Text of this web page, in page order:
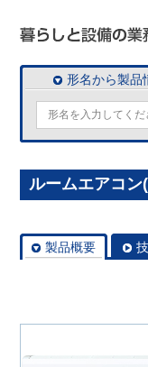
形名から製品
ルームエアコ
製品概要